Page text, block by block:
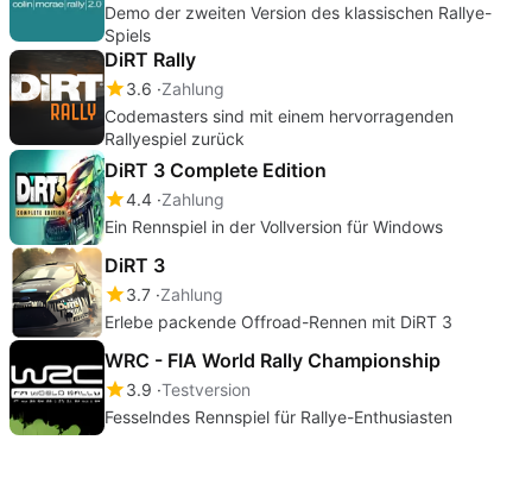
Demo der zweiten Version des klassischen Rallye-
Spiels
DiRT Rally
3.6 Zahlung
Codemasters sind mit einem hervorragenden
Rallyespiel zurück
DiRT 3 Complete Edition
4.4 Zahlung
Ein Rennspiel in der Vollversion für Windows
DiRT 3
3.7 Zahlung
Erlebe packende Offroad-Rennen mit DiRT 3
WRC - FIA World Rally Championship
3.9 Testversion
Fesselndes Rennspiel für Rallye-Enthusiasten